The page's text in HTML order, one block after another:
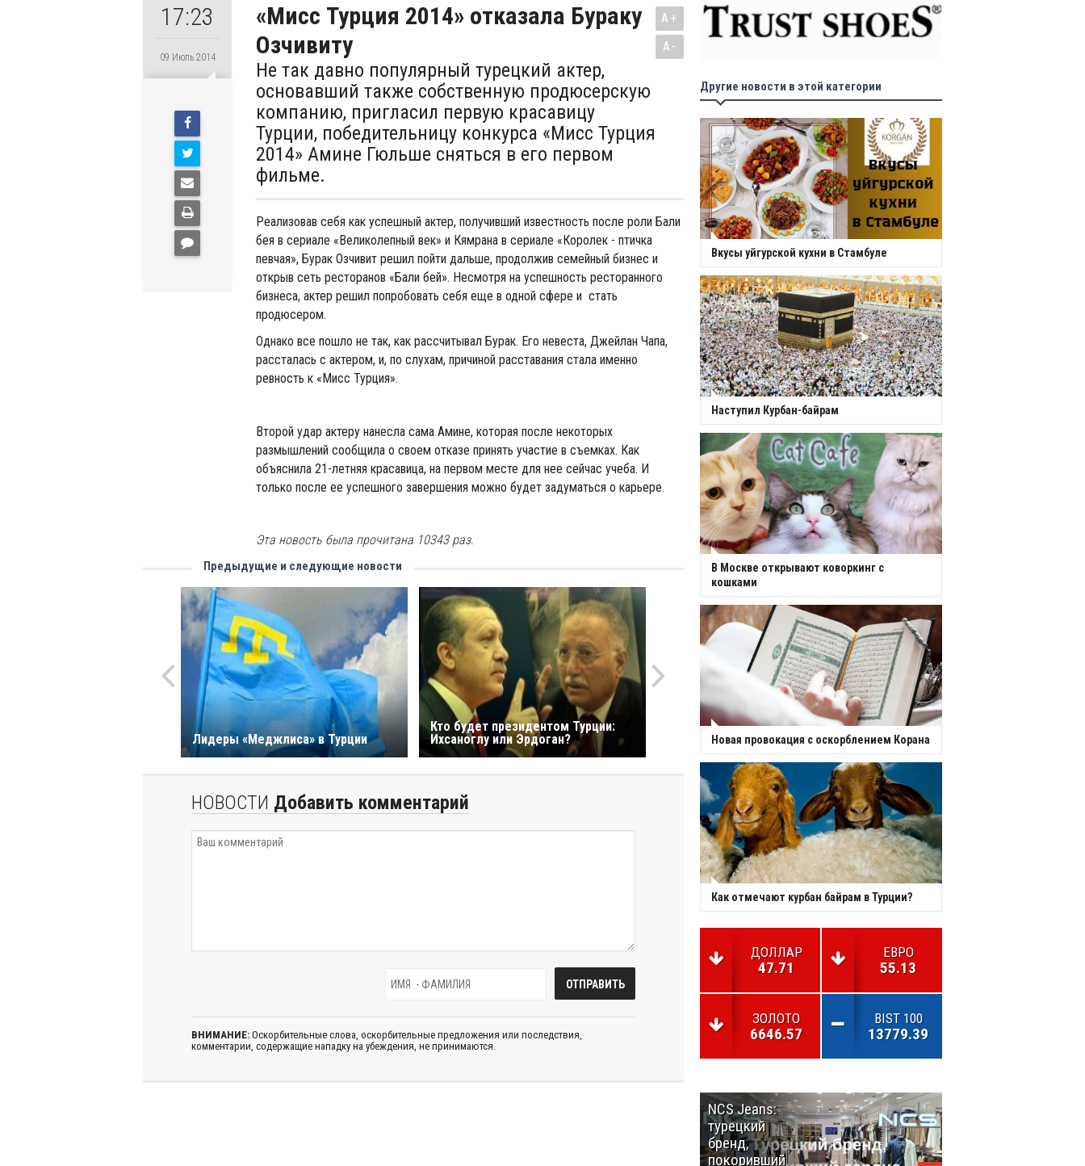
17:23
09 Июль 2014
«Мисс Турция 2014» отказала Бураку
Озчивиту
Не так давно популярный турецкий актер,
основавший также собственную продюсерскую
компанию, пригласил первую красавицу
Турции, победительницу конкурса «Мисс Турция
2014» Амине Гюльше сняться в его первом
фильме.
A+
A-
Реализовав себя как успешный актер, получивший известность после роли Бали
бея в сериале «Великолепный век» и Кямрана в сериале «Королек - птичка
певчая», Бурак Озчивит решил пойти дальше, продолжив семейный бизнес и
открыв сеть ресторанов «Бали бей». Несмотря на успешность ресторанного
бизнеса, актер решил попробовать себя еще в одной сфере и стать
продюсером.
Однако все пошло не так, как рассчитывал Бурак. Его невеста, Джейлан Чапа,
рассталась с актером, и, по слухам, причиной расставания стала именно
ревность к «Мисс Турция».
Второй удар актеру нанесла сама Амине, которая после некоторых
размышлений сообщила о своем отказе принять участие в съемках. Как
объяснила 21-летняя красавица, на первом месте для нее сейчас учеба. И
только после ее успешного завершения можно будет задуматься о карьере.
Эта новость была прочитана 10343 раз.
Предыдущие и следующие новости
Лидеры «Меджлиса» в Турции
Кто будет президентoм Турции:
Ихсаноглу или Эрдоган?
НОВОСТИ Добавить комментарий
ВНИМАНИЕ: Оскорбительные слова, оскорбительные предложения или последствия,
комментарии, содержащие нападку на убеждения, не принимаются.
Другие новости в этой категории
Вкусы уйгурской кухни в Стамбуле
Наступил Курбан-байрам
В Москве открывают коворкинг с
кошками
Новая провокация с оскорблением Корана
Как отмечают курбан байрам в Турции?
ДОЛЛАР
47.71
ЕВРО
55.13
ЗОЛОТО
6646.57
BIST 100
13779.39
NCS Jeans:
турецкий
бренд,
покоривший